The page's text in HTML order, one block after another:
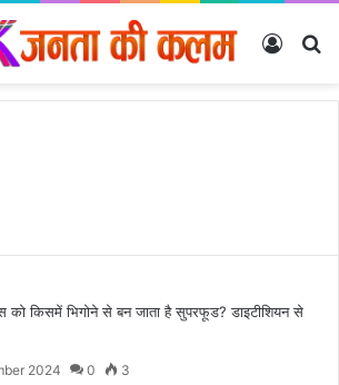
Log In
2024 0 3